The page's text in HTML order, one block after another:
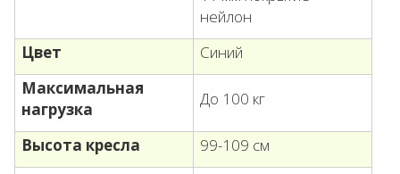
нейлон
Цвет
Синий
Максимальная
нагрузка
До 100 кг
Высота кресла
99-109 см